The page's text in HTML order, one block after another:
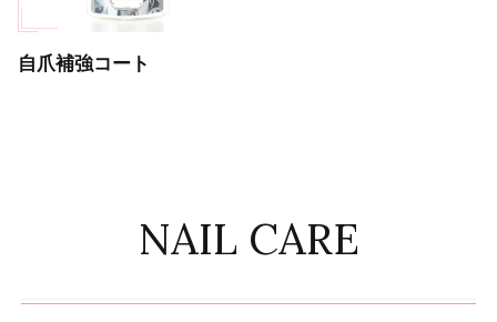
自爪補強コート
NAIL CARE